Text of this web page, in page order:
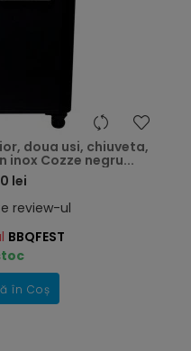
doua usi, chiuveta,
inox Cozze negru...
lei
review-ul
BBQFEST
în Coș